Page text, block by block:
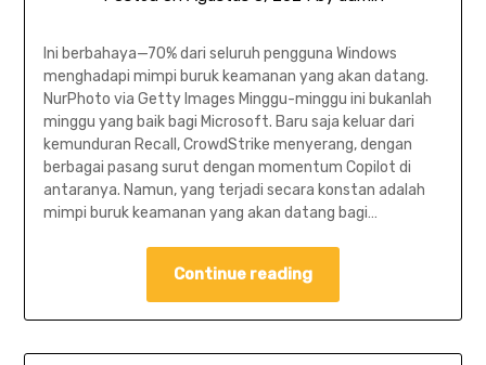
Ini berbahaya—70% dari seluruh pengguna Windows
menghadapi mimpi buruk keamanan yang akan datang.
NurPhoto via Getty Images Minggu-minggu ini bukanlah
minggu yang baik bagi Microsoft. Baru saja keluar dari
kemunduran Recall, CrowdStrike menyerang, dengan
berbagai pasang surut dengan momentum Copilot di
antaranya. Namun, yang terjadi secara konstan adalah
mimpi buruk keamanan yang akan datang bagi…
Continue reading